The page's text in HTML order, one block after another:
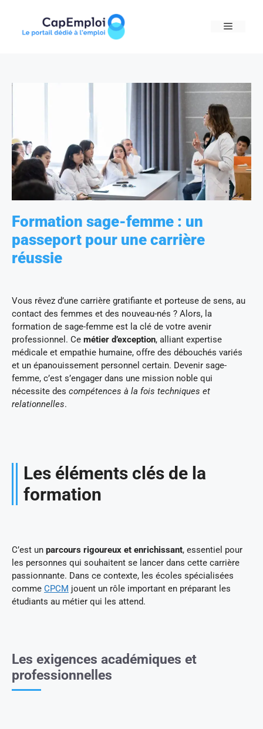
content
MENU
Formation sage-femme : un
passeport pour une carrière
réussie
Vous rêvez d’une carrière gratifiante et porteuse de sens, au
contact des femmes et des nouveau-nés ? Alors, la
formation de sage-femme est la clé de votre avenir
professionnel. Ce métier d’exception, alliant expertise
médicale et empathie humaine, offre des débouchés variés
et un épanouissement personnel certain. Devenir sage-
femme, c’est s’engager dans une mission noble qui
nécessite des compétences à la fois techniques et
relationnelles.
Les éléments clés de la
formation
C’est un parcours rigoureux et enrichissant, essentiel pour
les personnes qui souhaitent se lancer dans cette carrière
passionnante. Dans ce contexte, les écoles spécialisées
comme CPCM jouent un rôle important en préparant les
étudiants au métier qui les attend.
Les exigences académiques et
professionnelles